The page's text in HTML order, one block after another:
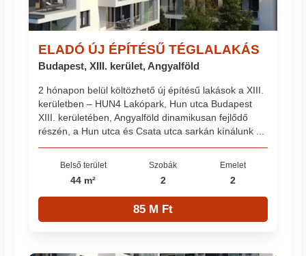
ELADÓ ÚJ ÉPÍTÉSŰ TÉGLALAKÁS
Budapest, XIII. kerület, Angyalföld
2 hónapon belül költözhető új építésű lakások a XIII.
kerületben – HUN4 Lakópark, Hun utca Budapest
XIII. kerületében, Angyalföld dinamikusan fejlődő
részén, a Hun utca és Csata utca sarkán kínálunk ...
Belső terület
44 m²
Szobák
2
Emelet
2
85 M Ft